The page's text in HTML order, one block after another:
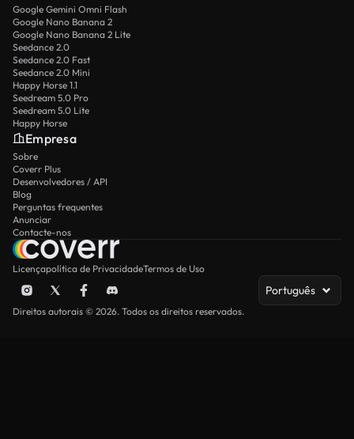
Google Gemini Omni Flash
Google Nano Banana 2
Google Nano Banana 2 Lite
Seedance 2.0
Seedance 2.0 Fast
Seedance 2.0 Mini
Happy Horse 1.1
Seedream 5.0 Pro
Seedream 5.0 Lite
Happy Horse
Empresa
Sobre
Coverr Plus
Desenvolvedores / API
Blog
Perguntas frequentes
Anunciar
Contacte-nos
Licençapolítica de PrivacidadeTermos de Uso
Português
Direitos autorais © 2026. Todos os direitos reservados.